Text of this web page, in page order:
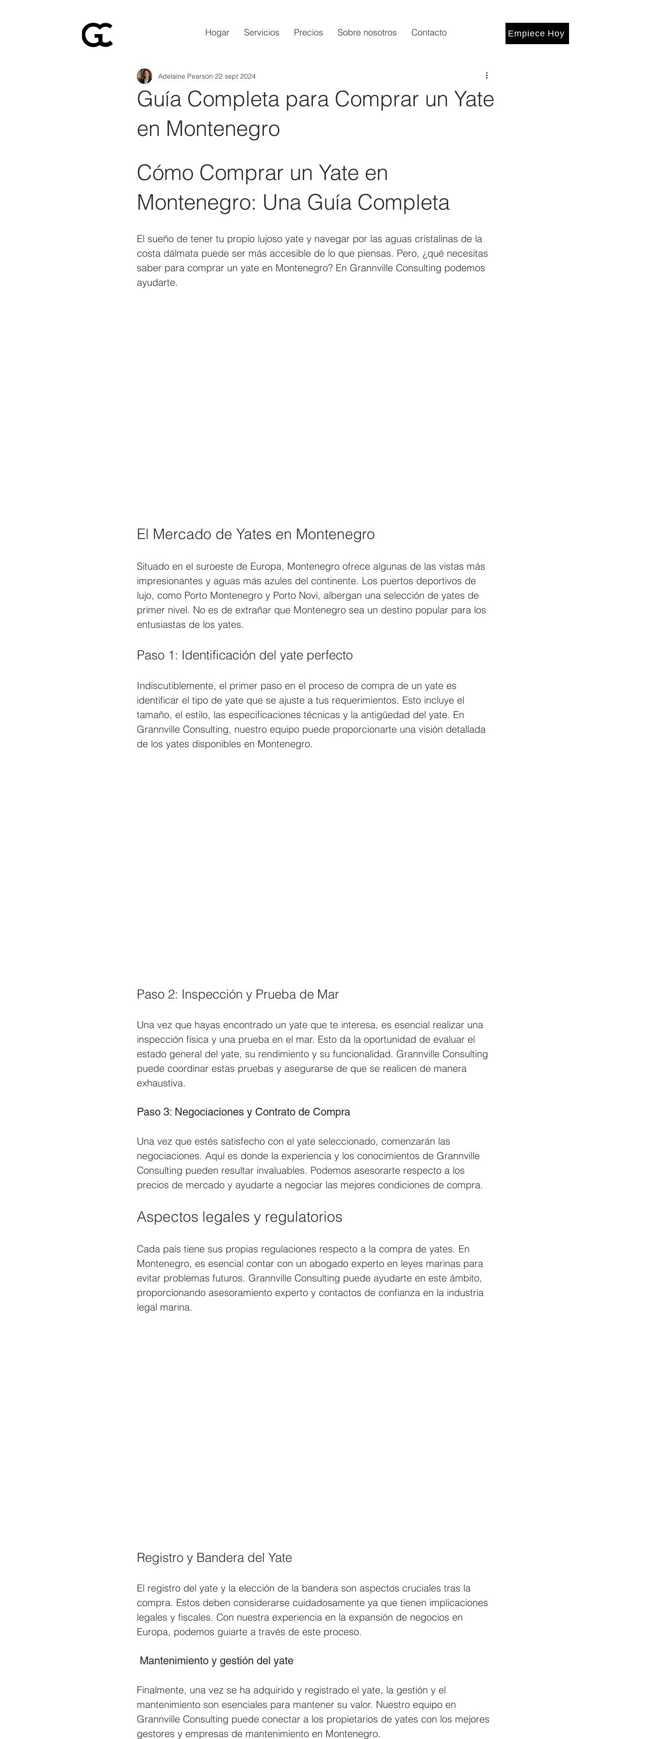
Hogar Servicios Precios Sobre nosotros Contacto Empiece Hoy
Guía Completa para Comprar un Yate
en Montenegro
Adelaine Pearson 22 sept 2024
Cómo Comprar un Yate en
Montenegro: Una Guía Completa
El sueño de tener tu propio lujoso yate y navegar por las aguas cristalinas de la
costa dálmata puede ser más accesible de lo que piensas. Pero, ¿qué necesitas
saber para comprar un yate en Montenegro? En Grannville Consulting podemos
ayudarte.
El Mercado de Yates en Montenegro
Situado en el suroeste de Europa, Montenegro ofrece algunas de las vistas más
impresionantes y aguas más azules del continente. Los puertos deportivos de
lujo, como Porto Montenegro y Porto Novi, albergan una selección de yates de
primer nivel. No es de extrañar que Montenegro sea un destino popular para los
entusiastas de los yates.
Paso 1: Identificación del yate perfecto
Indiscutiblemente, el primer paso en el proceso de compra de un yate es
identificar el tipo de yate que se ajuste a tus requerimientos. Esto incluye el
tamaño, el estilo, las especificaciones técnicas y la antigüedad del yate. En
Grannville Consulting, nuestro equipo puede proporcionarte una visión detallada
de los yates disponibles en Montenegro.
Paso 2: Inspección y Prueba de Mar
Una vez que hayas encontrado un yate que te interesa, es esencial realizar una
inspección física y una prueba en el mar. Esto da la oportunidad de evaluar el
estado general del yate, su rendimiento y su funcionalidad. Grannville Consulting
puede coordinar estas pruebas y asegurarse de que se realicen de manera
exhaustiva.
Paso 3: Negociaciones y Contrato de Compra
Una vez que estés satisfecho con el yate seleccionado, comenzarán las
negociaciones. Aquí es donde la experiencia y los conocimientos de Grannville
Consulting pueden resultar invaluables. Podemos asesorarte respecto a los
precios de mercado y ayudarte a negociar las mejores condiciones de compra.
Aspectos legales y regulatorios
Cada país tiene sus propias regulaciones respecto a la compra de yates. En
Montenegro, es esencial contar con un abogado experto en leyes marinas para
evitar problemas futuros. Grannville Consulting puede ayudarte en este ámbito,
proporcionando asesoramiento experto y contactos de confianza en la industria
legal marina.
Registro y Bandera del Yate
El registro del yate y la elección de la bandera son aspectos cruciales tras la
compra. Estos deben considerarse cuidadosamente ya que tienen implicaciones
legales y fiscales. Con nuestra experiencia en la expansión de negocios en
Europa, podemos guiarte a través de este proceso.
Mantenimiento y gestión del yate
Finalmente, una vez se ha adquirido y registrado el yate, la gestión y el
mantenimiento son esenciales para mantener su valor. Nuestro equipo en
Grannville Consulting puede conectar a los propietarios de yates con los mejores
gestores y empresas de mantenimiento en Montenegro.